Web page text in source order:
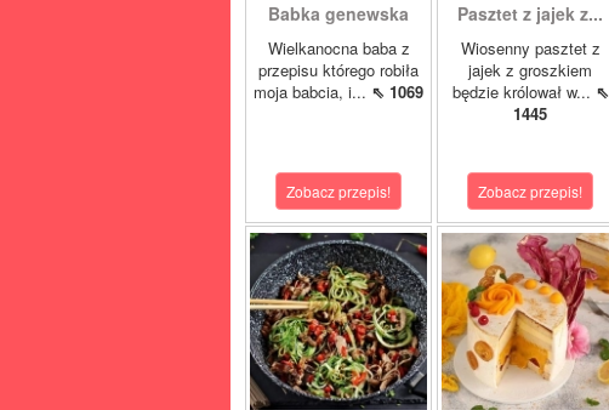
Babka genewska
Wielkanocna baba z
przepisu którego robiła
moja babcia, i... ⇖ 1069
Zobacz przepis!
Pasztet z jajek z...
Wiosenny pasztet z
jajek z groszkiem
będzie królował w... ⇖
1445
Zobacz przepis!